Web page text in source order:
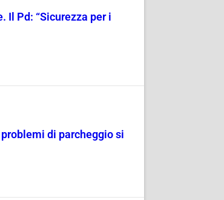
Il Pd: “Sicurezza per i
di parcheggio si